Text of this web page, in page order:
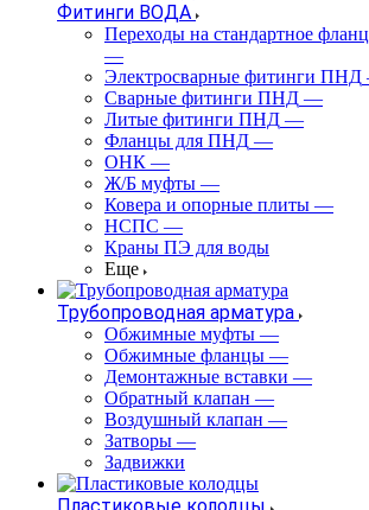
Фитинги ВОДА
Переходы на стандартное
—
Электросварные фитинги ПНД
Сварные фитинги ПНД —
Литые фитинги ПНД —
Фланцы для ПНД —
ОНК —
Ж/Б муфты —
Ковера и опорные плиты —
НСПС —
Краны ПЭ для воды
Еще
Трубопроводная арматура
Обжимные муфты —
Обжимные фланцы —
Демонтажные вставки —
Обратный клапан —
Воздушный клапан —
Затворы —
Задвижки